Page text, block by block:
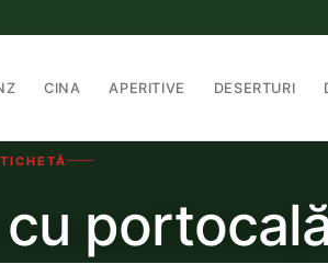
CINA APERITIVE DESERTURI